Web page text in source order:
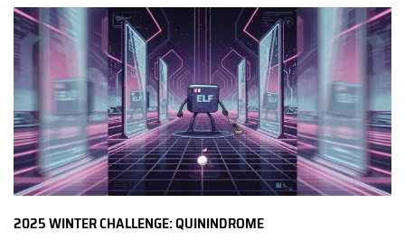
2025 WINTER CHALLENGE: QUININDROME